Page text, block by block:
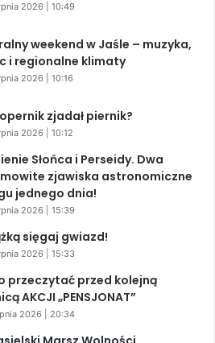
2026 | 10:49
weekend w Jaśle – muzyka,
i regionalne klimaty
2026 | 10:16
zjadał piernik?
2026 | 10:12
Słońca i Perseidy. Dwa
zjawiska astronomiczne
jednego dnia!
2026 | 15:39
sięgaj gwiazd!
2026 | 15:33
przeczytać przed kolejną
AKCJI „PENSJONAT”
2026 | 20:34